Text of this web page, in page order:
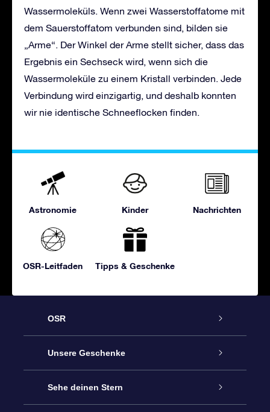
Wassermoleküls. Wenn zwei Wasserstoffatome mit
dem Sauerstoffatom verbunden sind, bilden sie
„Arme“. Der Winkel der Arme stellt sicher, dass das
Ergebnis ein Sechseck wird, wenn sich die
Wassermoleküle zu einem Kristall verbinden. Jede
Verbindung wird einzigartig, und deshalb konnten
wir nie identische Schneeflocken finden.
Astronomie Kinder Nachrichten
OSR-Leitfaden Tipps & Geschenke
OSR
Service
Kontakt
Unsere Geschenke
Sterne schenken
Sehe deinen Stern